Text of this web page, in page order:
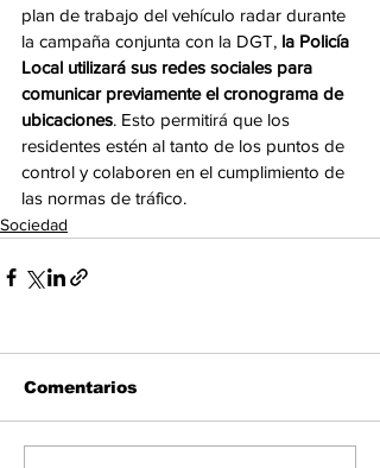
plan de trabajo del vehículo radar durante
la campaña conjunta con la DGT, la Policía
Local utilizará sus redes sociales para
comunicar previamente el cronograma de
ubicaciones. Esto permitirá que los
residentes estén al tanto de los puntos de
control y colaboren en el cumplimiento de
las normas de tráfico.
Sociedad
Comentarios